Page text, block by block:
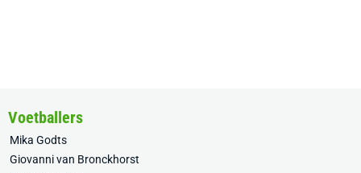
Voetballers
Mika Godts
Giovanni van Bronckhorst